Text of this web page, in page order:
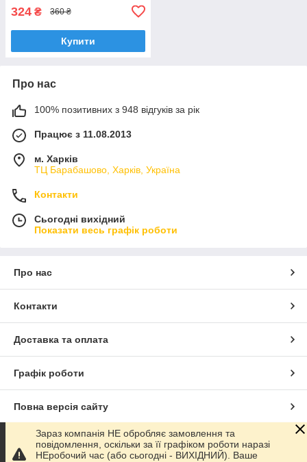
324 ₴ 360 ₴
Купити
Про нас
100% позитивних з 948 відгуків за рік
Працює з 11.08.2013
м. Харків
ТЦ Барабашово, Харків, Україна
Контакти
Сьогодні вихідний
Показати весь графік роботи
Про нас
Контакти
Доставка та оплата
Графік роботи
Повна версія сайту
Сайт створено на маркетплейсіProm.ua
Зараз компанія НЕ обробляє замовлення та
повідомлення, оскільки за її графіком роботи наразі
НЕробочий час (або сьогодні - ВИХІДНИЙ). Ваше